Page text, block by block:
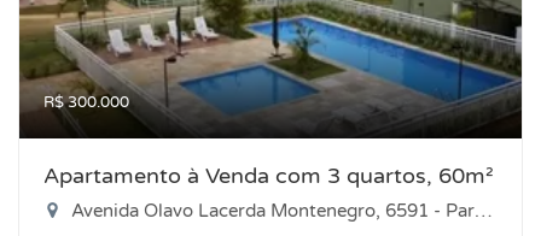
R$ 300.000
Apartamento à Venda com 3 quartos, 60m²
Avenida Olavo Lacerda Montenegro, 6591 - Parque das Árvores, Parnamirim-RN